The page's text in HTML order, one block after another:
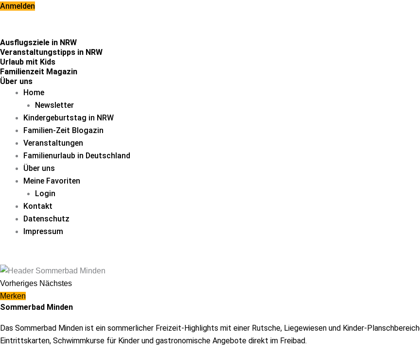
Zum
Anmelden
Ausflugsziele in NRW
Veranstaltungstipps in NRW
Urlaub mit Kids
Familienzeit Magazin
Über uns
Home
Newsletter
Kindergeburtstag in NRW
Familien-Zeit Blogazin
Veranstaltungen
Familienurlaub in Deutschland
Über uns
Meine Favoriten
Login
Kontakt
Datenschutz
Impressum
Vorheriges Nächstes
Merken
Sommerbad Minden
Das Sommerbad Minden ist ein sommerlicher Freizeit-Highlights mit einer Rutsche, Liegewiesen und Kinder-
Eintrittskarten, Schwimmkurse für Kinder und gastronomische Angebote direkt im Freibad.